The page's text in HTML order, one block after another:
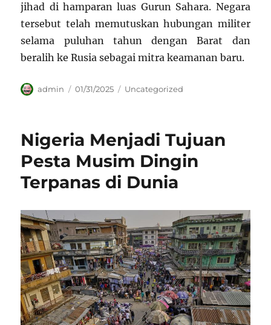
jihad di hamparan luas Gurun Sahara. Negara
tersebut telah memutuskan hubungan militer
selama puluhan tahun dengan Barat dan
beralih ke Rusia sebagai mitra keamanan baru.
Author
admin
Posted
01/31/2025 Categories
Uncategorized
Nigeria Menjadi Tujuan
Pesta Musim Dingin
Terpanas di Dunia